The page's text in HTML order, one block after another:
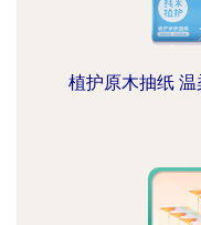
植护原木抽纸